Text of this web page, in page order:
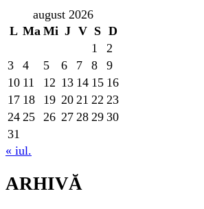
august 2026
L Ma Mi J V S D
1
2
3
4 5 6 7 8
9
10 11 12 13 14 15 16
17 18 19 20 21 22 23
24 25 26 27 28 29 30
31
« iul.
ARHIVĂ